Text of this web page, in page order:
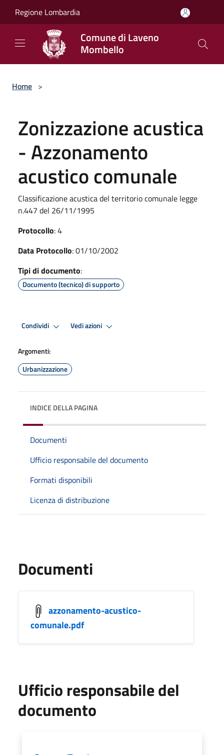
Regione Lombardia
Comune di Laveno
Mombello
Home >
Zonizzazione acustica
- Azzonamento
acustico comunale
Classificazione acustica del territorio comunale legge
n.447 del 26/11/1995
Protocollo: 4
Data Protocollo: 01/10/2002
Tipi di documento:
Documento (tecnico) di supporto
Condividi Vedi azioni
Argomenti:
Urbanizzazione
INDICE DELLA PAGINA
Documenti
Ufficio responsabile del documento
Formati disponibili
Licenza di distribuzione
Documenti
azzonamento-acustico-
comunale.pdf
Ufficio responsabile del
documento